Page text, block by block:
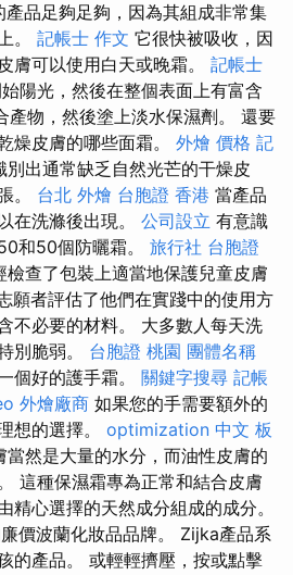
品足夠足夠，因為其組成非常集
。 記帳士 作文 它很快被吸收，因
膚可以使用白天或晚霜。 記帳士
陽光，然後在整個表面上有富含
產物，然後塗上淡水保濕劑。 還要
燥皮膚的哪些面霜。 外燴 價格 記
別出通常缺乏自然光芒的干燥皮
。 台北 外燴 台胞證 香港 當產品
在洗滌後出現。 公司設立 有意識
和50個防曬霜。 旅行社 台胞證
檢查了包裝上適當地保護兒童皮膚
願者評估了他們在實踐中的使用方
不必要的材料。 大多數人每天洗
別脆弱。 台胞證 桃園 團體名稱
個好的護手霜。 關鍵字搜尋 記帳
外燴廠商 如果您的手需要額外的
想的選擇。 optimization 中文 板
當然是大量的水分，而油性皮膚的
這種保濕霜專為正常和結合皮膚
精心選擇的天然成分組成的成分。
價波蘭化妝品品牌。 Zijka產品系
的產品。 或輕輕擠壓，按或點擊